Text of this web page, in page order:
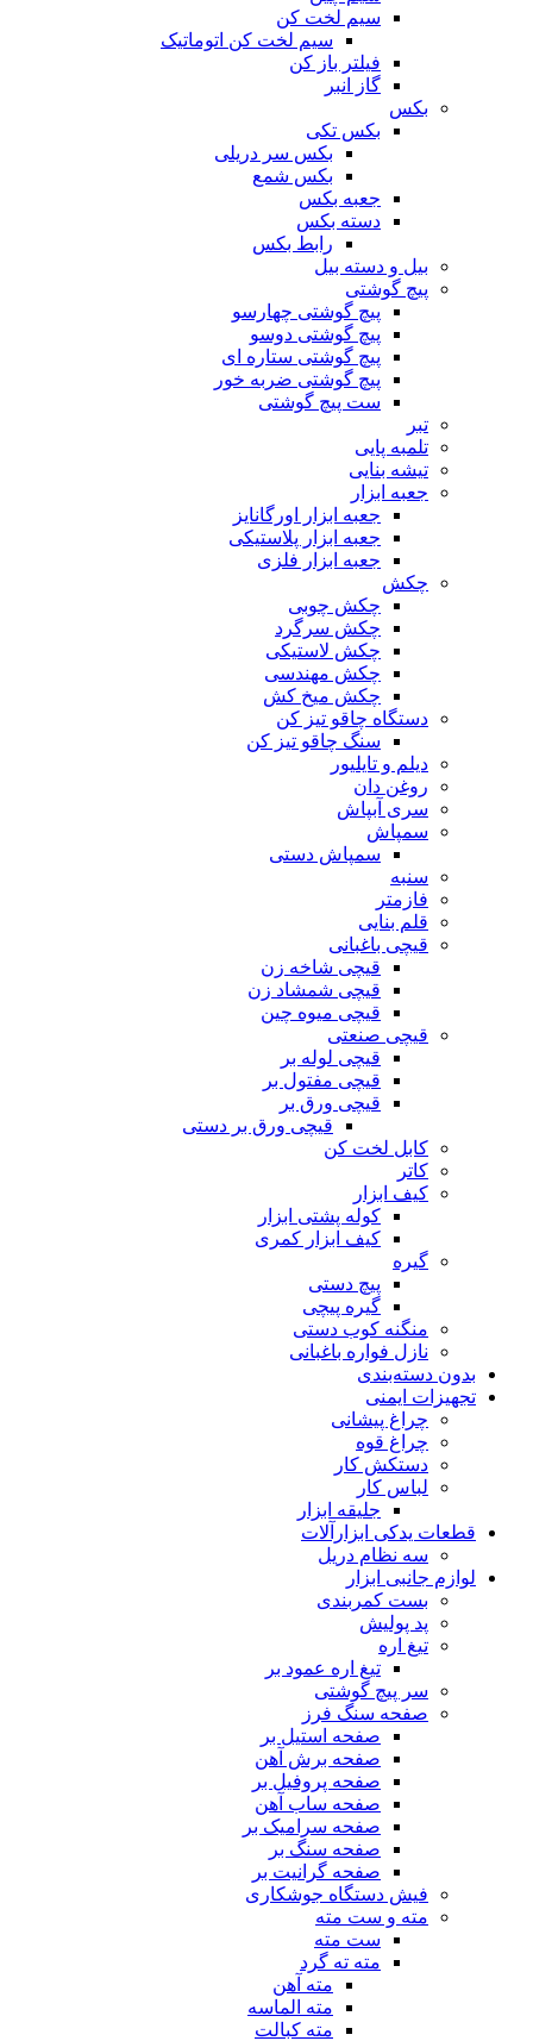
سیم لخت کن
سیم لخت کن اتوماتیک
فیلتر باز کن
گاز انبر
بکس
بکس تکی
بکس سر دریلی
بکس شمع
جعبه بکس
دسته بکس
رابط بکس
بیل و دسته بیل
پیچ گوشتی
پیچ گوشتی چهارسو
پیچ گوشتی دوسو
پیچ گوشتی ستاره‌ ای
پیچ گوشتی ضربه خور
ست پیچ گوشتی
تبر
تلمبه پایی
تیشه بنایی
جعبه ابزار
جعبه ابزار اورگانایز
جعبه ابزار پلاستیکی
جعبه ابزار فلزی
چکش
چکش چوبی
چکش سرگرد
چکش لاستیکی
چکش مهندسی
چکش میخ کش
دستگاه چاقو تیز کن
سنگ چاقو تیز کن
دیلم و تایلیور
روغن دان
سری آبپاش
سمپاش
سمپاش دستی
سنبه
فازمتر
قلم بنایی
قیچی باغبانی
قیچی شاخه زن
قیچی شمشاد زن
قیچی میوه چین
قیچی صنعتی
قیچی لوله بر
قیچی مفتول بر
قیچی ورق بر
قیچی ورق بر دستی
کابل لخت کن
کاتر
کیف ابزار
کوله پشتی ابزار
کیف ابزار کمری
گیره
پیچ دستی
گیره پیچی
منگنه کوب دستی
نازل فواره باغبانی
بدون دسته‌بندی
تجهیزات ایمنی
چراغ پیشانی
چراغ قوه
دستکش کار
لباس کار
جلیقه ابزار
قطعات یدکی ابزارآلات
سه نظام دریل
لوازم جانبی ابزار
بست کمربندی
پد پولیش
تیغ اره
تیغ اره عمود بر
سر پیچ گوشتی
صفحه سنگ فرز
صفحه استیل بر
صفحه برش آهن
صفحه پروفیل بر
صفحه ساب آهن
صفحه سرامیک بر
صفحه سنگ بر
صفحه گرانیت بر
فیش دستگاه جوشکاری
مته و ست مته
ست مته
مته ته گرد
مته آهن
مته الماسه
مته کبالت